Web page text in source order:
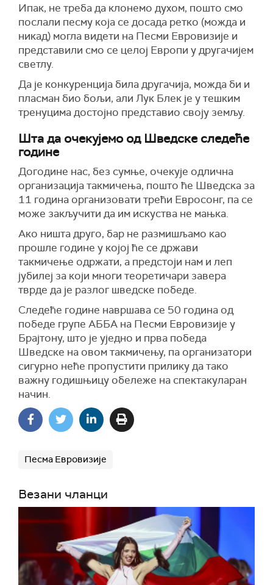
Ипак, не треба да клонемо духом, пошто смо
послали песму која се досада ретко (можда и
никад) могла видети на Песми Евровизије и
представили смо се целој Европи у другачијем
светлу.
Да је конкуренција била другачија, можда би и
пласман био бољи, али Лук Блек је у тешким
тренуцима достојно представио своју земљу.
Шта да очекујемо од Шведске следеће
године
Догодине нас, без сумње, очекује одлична
организација такмичења, пошто ће Шведска за
11 година организовати трећи Евросонг, па се
може закључити да им искуства не мањка.
Ако ништа друго, бар не размишљамо као
прошле године у којој ће се држави
такмичење одржати, а предстоји нам и леп
јубилеј за који многи теоретичари завера
тврде да је разлог шведске победе.
Следеће године навршава се 50 година од
победе групе АББА на Песми Евровизије у
Брајтону, што је уједно и прва победа
Шведске на овом такмичењу, па организатори
сигурно неће пропустити прилику да тако
важну годишњицу обележе на спектакуларан
начин.
Песма Евровизије
Везани чланци